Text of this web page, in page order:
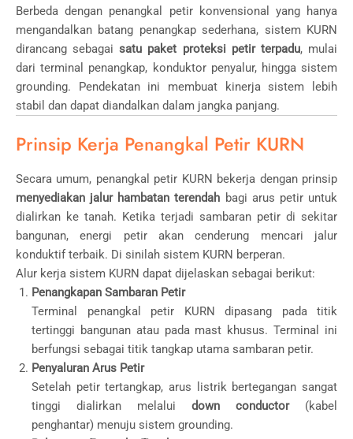
Berbeda dengan penangkal petir konvensional yang hanya
mengandalkan batang penangkap sederhana, sistem KURN
dirancang sebagaisatu paket proteksi petir terpadu, mulai
dari terminal penangkap, konduktor penyalur, hingga sistem
grounding. Pendekatan ini membuat kinerja sistem lebih
stabil dan dapat diandalkan dalam jangka panjang.
Prinsip Kerja Penangkal Petir KURN
Secara umum, penangkal petir KURN bekerja dengan prinsip
menyediakan jalur hambatan terendah bagi arus petir untuk
dialirkan ke tanah. Ketika terjadi sambaran petir di sekitar
bangunan, energi petir akan cenderung mencari jalur
konduktif terbaik. Di sinilah sistem KURN berperan.
Alur kerja sistem KURN dapat dijelaskan sebagai berikut:
Penangkapan Sambaran Petir
Terminal penangkal petir KURN dipasang pada titik
tertinggi bangunan atau pada mast khusus. Terminal ini
berfungsi sebagai titik tangkap utama sambaran petir.
Penyaluran Arus Petir
Setelah petir tertangkap, arus listrik bertegangan sangat
tinggi dialirkan melalui down conductor(kabel
penghantar) menuju sistem grounding.